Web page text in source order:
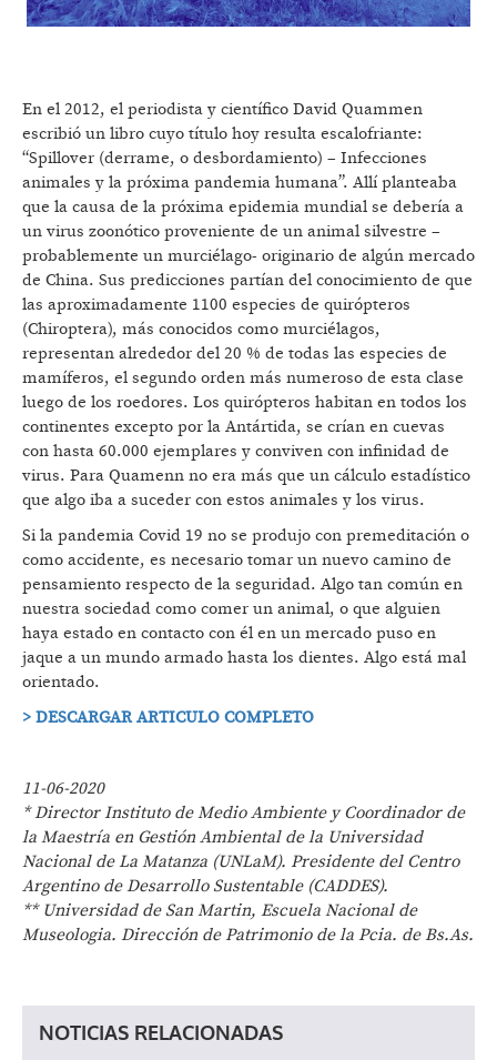
En el 2012, el periodista y científico David Quammen
escribió un libro cuyo título hoy resulta escalofriante:
“Spillover (derrame, o desbordamiento) – Infecciones
animales y la próxima pandemia humana”. Allí planteaba
que la causa de la próxima epidemia mundial se debería a
un virus zoonótico proveniente de un animal silvestre –
probablemente un murciélago- originario de algún mercado
de China. Sus predicciones partían del conocimiento de que
las aproximadamente 1100 especies de quirópteros
(Chiroptera), más conocidos como murciélagos,
representan alrededor del 20 % de todas las especies de
mamíferos, el segundo orden más numeroso de esta clase
luego de los roedores. Los quirópteros habitan en todos los
continentes excepto por la Antártida, se crían en cuevas
con hasta 60.000 ejemplares y conviven con infinidad de
virus. Para Quamenn no era más que un cálculo estadístico
que algo iba a suceder con estos animales y los virus.
Si la pandemia Covid 19 no se produjo con premeditación o
como accidente, es necesario tomar un nuevo camino de
pensamiento respecto de la seguridad. Algo tan común en
nuestra sociedad como comer un animal, o que alguien
haya estado en contacto con él en un mercado puso en
jaque a un mundo armado hasta los dientes. Algo está mal
orientado.
> DESCARGAR ARTICULO COMPLETO
11-06-2020
* Director Instituto de Medio Ambiente y Coordinador de
la Maestría en Gestión Ambiental de la Universidad
Nacional de La Matanza (UNLaM). Presidente del Centro
Argentino de Desarrollo Sustentable (CADDES).
** Universidad de San Martin, Escuela Nacional de
Museologia. Dirección de Patrimonio de la Pcia. de Bs.As.
NOTICIAS RELACIONADAS